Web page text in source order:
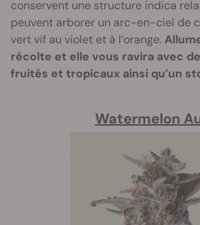
conservent une structure indica
peuvent arborer un arc-en-ciel de
vert vif au violet et à l’orange.
récolte et elle vous ravira avec
fruités et tropicaux ainsi qu’un
Watermelon